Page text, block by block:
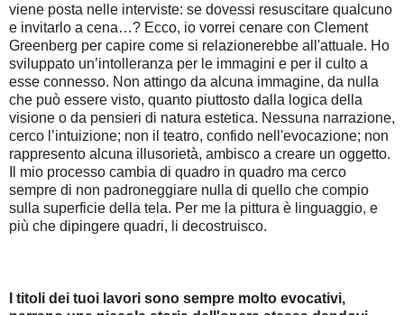
viene posta nelle interviste: se dovessi resuscitare qualcuno
e invitarlo a cena…? Ecco, io vorrei cenare con Clement
Greenberg per capire come si relazionerebbe all'attuale. Ho
sviluppato un’intolleranza per le immagini e per il culto a
esse connesso. Non attingo da alcuna immagine, da nulla
che può essere visto, quanto piuttosto dalla logica della
visione o da pensieri di natura estetica. Nessuna narrazione,
cerco l’intuizione; non il teatro, confido nell'evocazione; non
rappresento alcuna illusorietà, ambisco a creare un oggetto.
Il mio processo cambia di quadro in quadro ma cerco
sempre di non padroneggiare nulla di quello che compio
sulla superficie della tela. Per me la pittura è linguaggio, e
più che dipingere quadri, li decostruisco.
I titoli dei tuoi lavori sono sempre molto evocativi,